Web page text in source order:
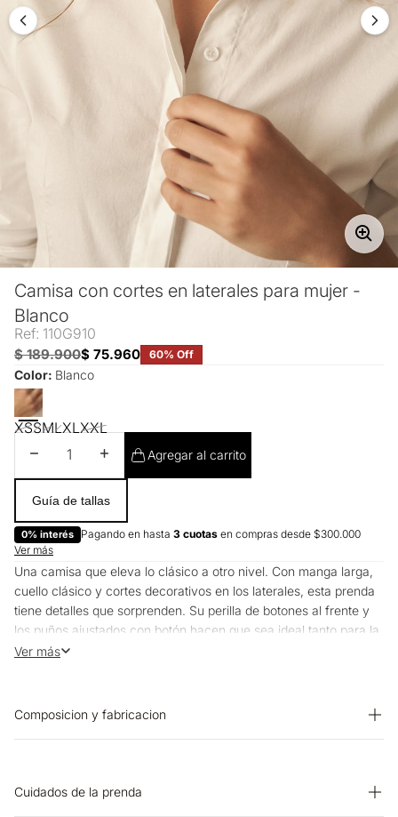
Camisa con cortes en laterales para mujer -
Blanco
Ref: 110G910
$ 189.900$ 75.960 60% Off
Color: Blanco
XSSMLXL XXL
Disminuir cantidadAumentar cantidad
Agregar al carrito
Guía de tallas
0% interés Pagando en hasta 3 cuotas en compras desde $300.000
Ver más
Una camisa que eleva lo clásico a otro nivel. Con manga larga,
cuello clásico y cortes decorativos en los laterales, esta prenda
tiene detalles que sorprenden. Su perilla de botones al frente y
los puños ajustados con botón hacen que sea ideal tanto para la
oficina como para un look casual con carácter.
Ver más
Composicion y fabricacion
Cuidados de la prenda